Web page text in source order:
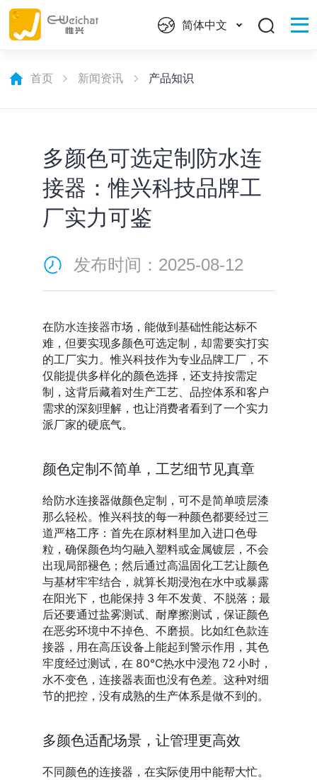
简体中文
首页 新闻资讯 产品知识
多颜色可选定制防水连
接器：惟兴科技品牌工
厂实力可鉴
发布时间：2025-08-12
在防水连接器市场，能做到基础性能达标不
难，但要实现多颜色可选定制，却需要实打实
的工厂实力。惟兴科技作为专业品牌工厂，不
仅能提供多样化的颜色选择，还支持按需定
制，这背后藏着对生产工艺、品控体系和客户
需求的深刻理解，也让消费者看到了一个实力
派厂家的硬底气。
颜色定制不简单，工艺细节见真章
给防水连接器做颜色定制，可不是简单喷层漆
那么轻松。惟兴科技的每一种颜色都要经过三
道严格工序：首先在原材料里加入进口色母
粒，确保颜色均匀融入塑料或金属镀层，不会
出现局部褪色；然后通过高温固化工艺让颜色
与基材牢牢结合，就算长期浸泡在水中或暴露
在阳光下，也能保持 3 年不发黄、不脱落；最
后还要通过盐雾测试、耐摩擦测试，保证颜色
在恶劣环境中不掉色、不磨损。比如红色款连
接器，用在高压设备上能起到警示作用，其色
牢度经过测试，在 80℃热水中浸泡 72 小时，
水不变色，连接器表面也没有色差。这种对细
节的把控，没有成熟的生产体系是做不到的。
多颜色适配场景，让管理更高效
不同颜色的连接器，在实际使用中能帮大忙。